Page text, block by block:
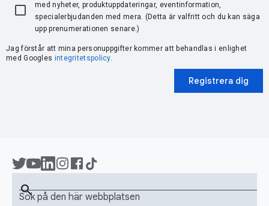
med nyheter, produktuppdateringar, eventinformation,
specialerbjudanden med mera. (Detta är valfritt och du kan säga
upp prenumerationen senare.)
Jag förstår att mina personuppgifter kommer att behandlas i enlighet
med Googles integritetspolicy.
Registrera dig
Sök på den här webbplatsen
search